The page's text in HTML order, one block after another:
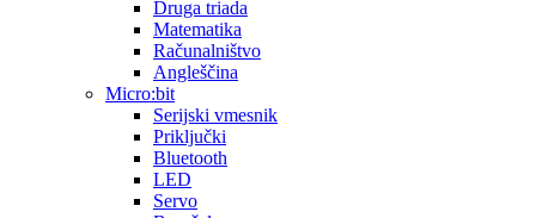
Druga triada
Matematika
Računalništvo
Angleščina
Micro:bit
Serijski vmesnik
Priključki
Bluetooth
LED
Servo